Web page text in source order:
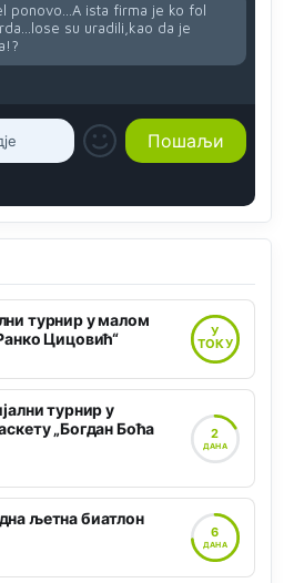
ponovo...A ista firma je ko fol
su uradili,kao da je
турнир у малом
Цицовић“
У
ТОКУ
турнир у
„Богдан Боћа
2
ДАНА
љетна биатлон
6
ДАНА